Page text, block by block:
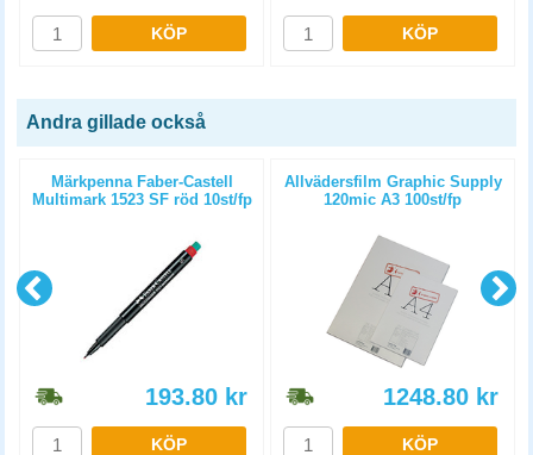
KÖP KÖP
Andra gillade också
Märkpenna Faber-Castell
Multimark 1523 SF röd 10st/fp
193.80 kr
KÖP
Allvädersfilm Graphic Supply
120mic A3 100st/fp
1248.80 kr
KÖP